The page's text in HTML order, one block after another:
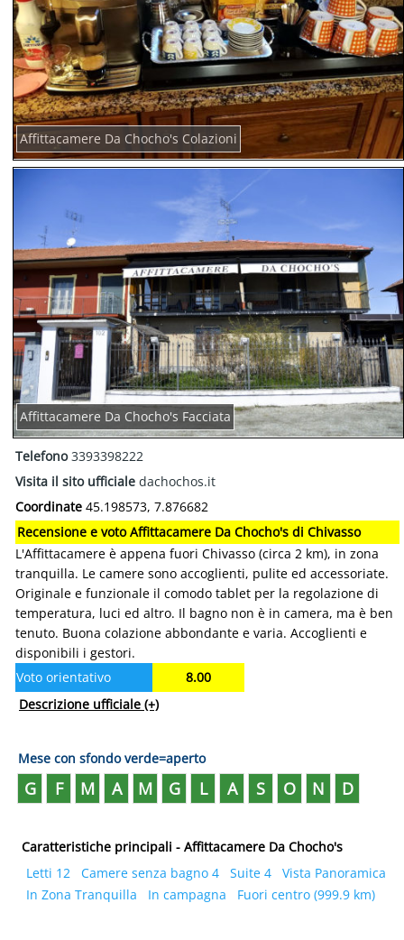
Affittacamere Da Chocho's Colazioni
Affittacamere Da Chocho's Facciata
Telefono3393398222
Visita il sito ufficiale dachochos.it
Coordinate 45.198573, 7.876682
Recensione e voto Affittacamere Da Chocho's di Chivasso
L'Affittacamere è appena fuori Chivasso (circa 2 km), in zona
tranquilla. Le camere sono accoglienti, pulite ed accessoriate.
Originale e funzionale il comodo tablet per la regolazione di
temperatura, luci ed altro. Il bagno non è in camera, ma è ben
tenuto. Buona colazione abbondante e varia. Accoglienti e
disponibili i gestori.
Voto orientativo
8.00
Descrizione ufficiale (+)
Mese con sfondo verde=aperto
G F M A M G L A S O N D
Caratteristiche principali - Affittacamere Da Chocho's
Letti 12
Camere senza bagno 4 Suite 4
Vista Panoramica
In Zona Tranquilla
In campagna Fuori centro (999.9 km)